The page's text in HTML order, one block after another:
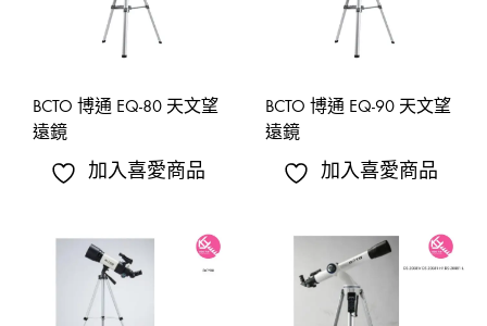
BCTO 博通 EQ-80 天文望
遠鏡
加入喜愛商品
BCTO 博通 EQ-90 天文望
遠鏡
加入喜愛商品